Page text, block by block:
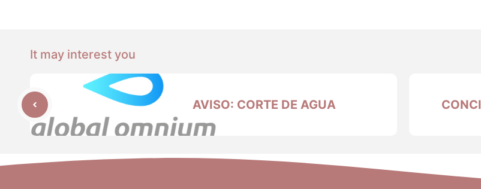
It may interest you
AVISO: CORTE DE AGUA